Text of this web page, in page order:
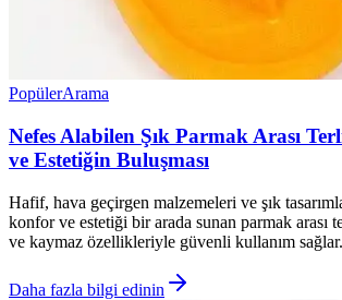
PopülerArama
Nefes Alabilen Şık Parmak Arası
ve Estetiğin Buluşması
Hafif, hava geçirgen malzemeleri ve şık
konfor ve estetiği bir arada sunan parmak arası
ve kaymaz özellikleriyle güvenli kullanım sağlar.
Daha fazla bilgi edinin